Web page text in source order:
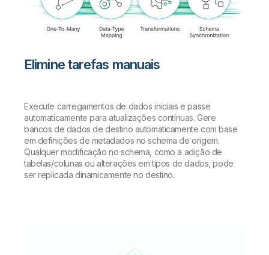
Elimine tarefas manuais
Execute carregamentos de dados iniciais e passe
automaticamente para atualizações contínuas. Gere
bancos de dados de destino automaticamente com base
em definições de metadados no schema de origem.
Qualquer modificação no schema, como a adição de
tabelas/colunas ou alterações em tipos de dados, pode
ser replicada dinamicamente no destino.